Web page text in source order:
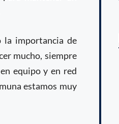
la importancia de
mucho, siempre
equipo y en red
estamos muy